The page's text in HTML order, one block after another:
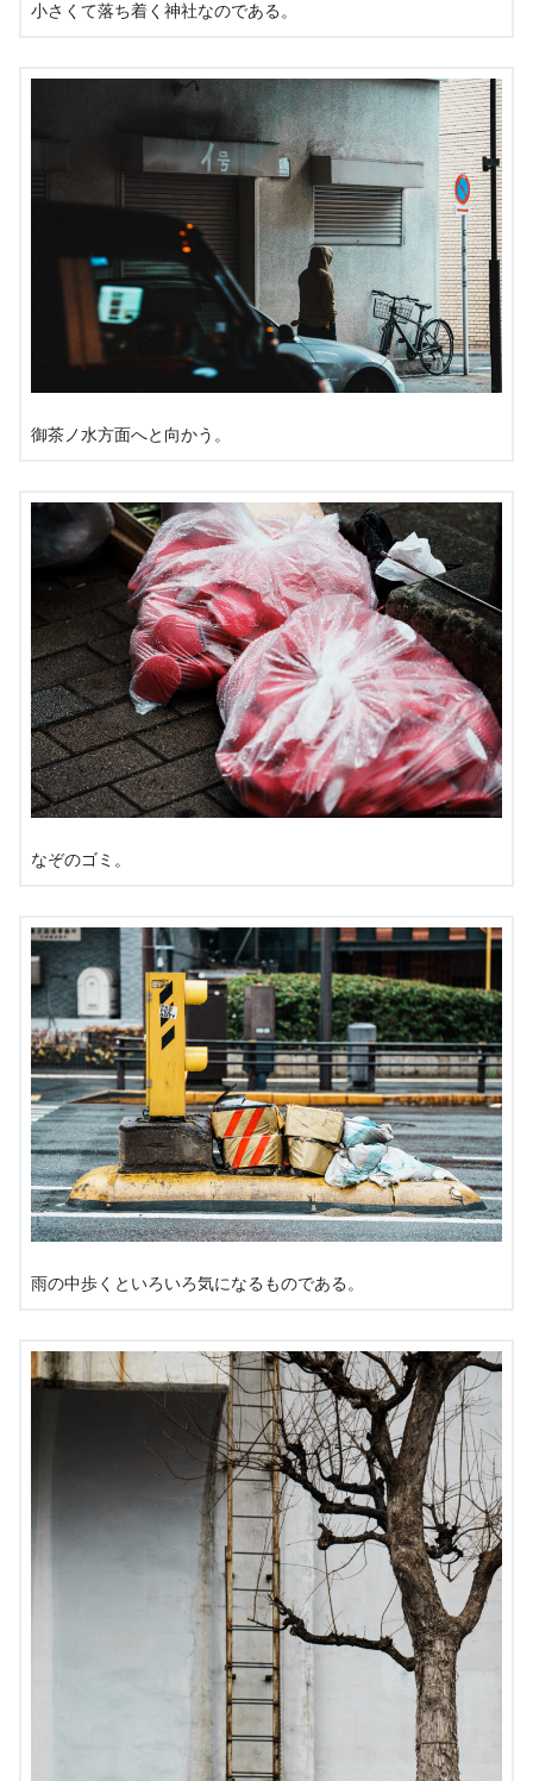
小さくて落ち着く神社なのである。
御茶ノ水方面へと向かう。
なぞのゴミ。
雨の中歩くといろいろ気になるものである。